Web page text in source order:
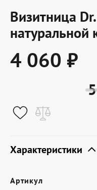
Акции
О компании
Условия
Где купить
Визитница
натуральной
4 060 ₽
Характеристики
Артикул